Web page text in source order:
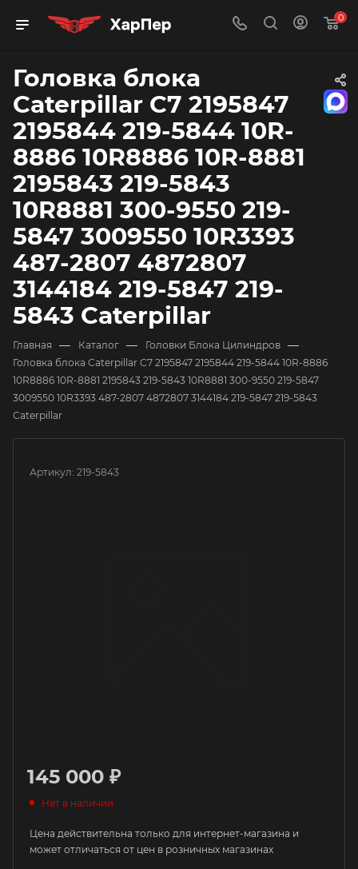
0
Головка блока
Caterpillar C7 2195847
2195844 219-5844 10R-
8886 10R8886 10R-8881
2195843 219-5843
10R8881 300-9550 219-
5847 3009550 10R3393
487-2807 4872807
3144184 219-5847 219-
5843 Caterpillar
Главная — Каталог — Головки Блока Цилиндров —
Головка блока Caterpillar C7 2195847 2195844 219-5844 10R-8886
10R8886 10R-8881 2195843 219-5843 10R8881 300-9550 219-5847
3009550 10R3393 487-2807 4872807 3144184 219-5847 219-5843
Caterpillar
Артикул: 219-5843
145 000 ₽
Нет в наличии
Цена действительна только для интернет-магазина и
может отличаться от цен в розничных магазинах